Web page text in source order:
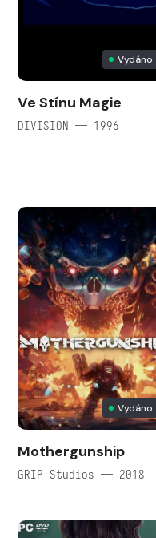
Vydáno
Ve Stí­nu Magie
DIVISION — 1996
Vydáno
Mothergunship
GRIP Studios — 2018